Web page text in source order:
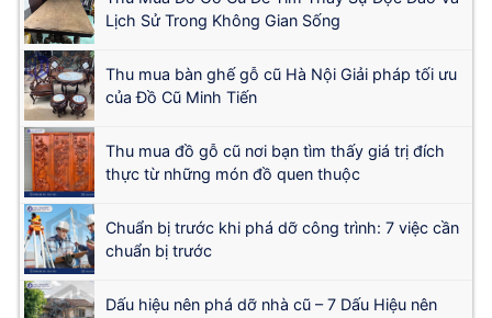
Lịch Sử Trong Không Gian Sống
Thu mua bàn ghế gỗ cũ Hà Nội Giải pháp tối ưu
của Đồ Cũ Minh Tiến
Thu mua đồ gỗ cũ nơi bạn tìm thấy giá trị đích
thực từ những món đồ quen thuộc
Chuẩn bị trước khi phá dỡ công trình: 7 việc cần
chuẩn bị trước
Dấu hiệu nên phá dỡ nhà cũ – 7 Dấu Hiệu nên